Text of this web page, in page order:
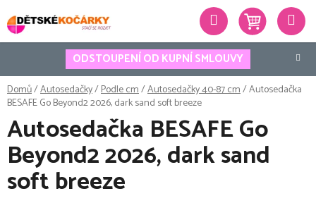
na
obsah
ODSTOUPENÍ OD KUPNÍ SMLOUVY
Hledat
Domů/Autosedačky/Podle cm/Autosedačky 40-87 cm/Autosedačka
BESAFE Go Beyond2 2026, dark sand soft breeze
Autosedačka BESAFE Go
Beyond2 2026, dark sand
soft breeze